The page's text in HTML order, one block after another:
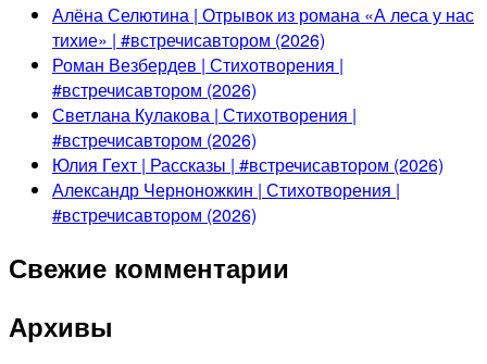
Алёна Селютина | Отрывок из романа «А леса у нас
тихие» | #встречисавтором (2026)
Роман Везбердев | Стихотворения |
#встречисавтором (2026)
Светлана Кулакова | Стихотворения |
#встречисавтором (2026)
Юлия Гехт | Рассказы | #встречисавтором (2026)
Александр Черноножкин | Стихотворения |
#встречисавтором (2026)
Свежие комментарии
Архивы